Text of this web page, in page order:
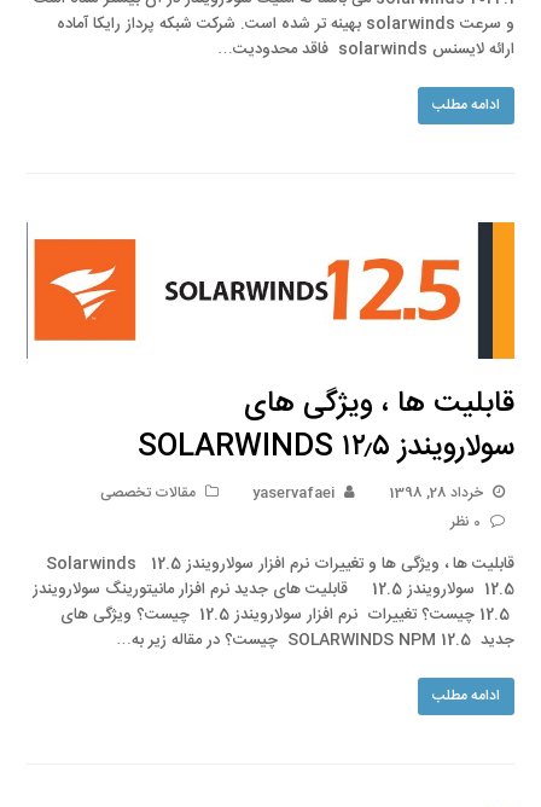
و سرعت solarwinds بهینه تر شده است. شرکت شبکه پرداز رایکا آماده
ارائه لایسنس solarwinds فاقد محدودیت…
ادامه مطلب
قابلیت ها ، ویژگی های
سولارویندز SOLARWINDS ۱۲٫۵
خرداد 28, 1398 yaservafaei
مقالات تخصصی
0 نظر
قابلیت ها ، ویژگی ها و تغییرات نرم افزار سولارویندز 12.5 Solarwinds
12.5 سولارویندز 12.5 قابلیت های جدید نرم افزار مانیتورینگ سولارویندز
12.5 چیست؟ تغییرات نرم افزار سولارویندز 12.5 چیست؟ ویژگی های
جدید SOLARWINDS NPM 12.5 چیست؟ در مقاله زیر به…
ادامه مطلب